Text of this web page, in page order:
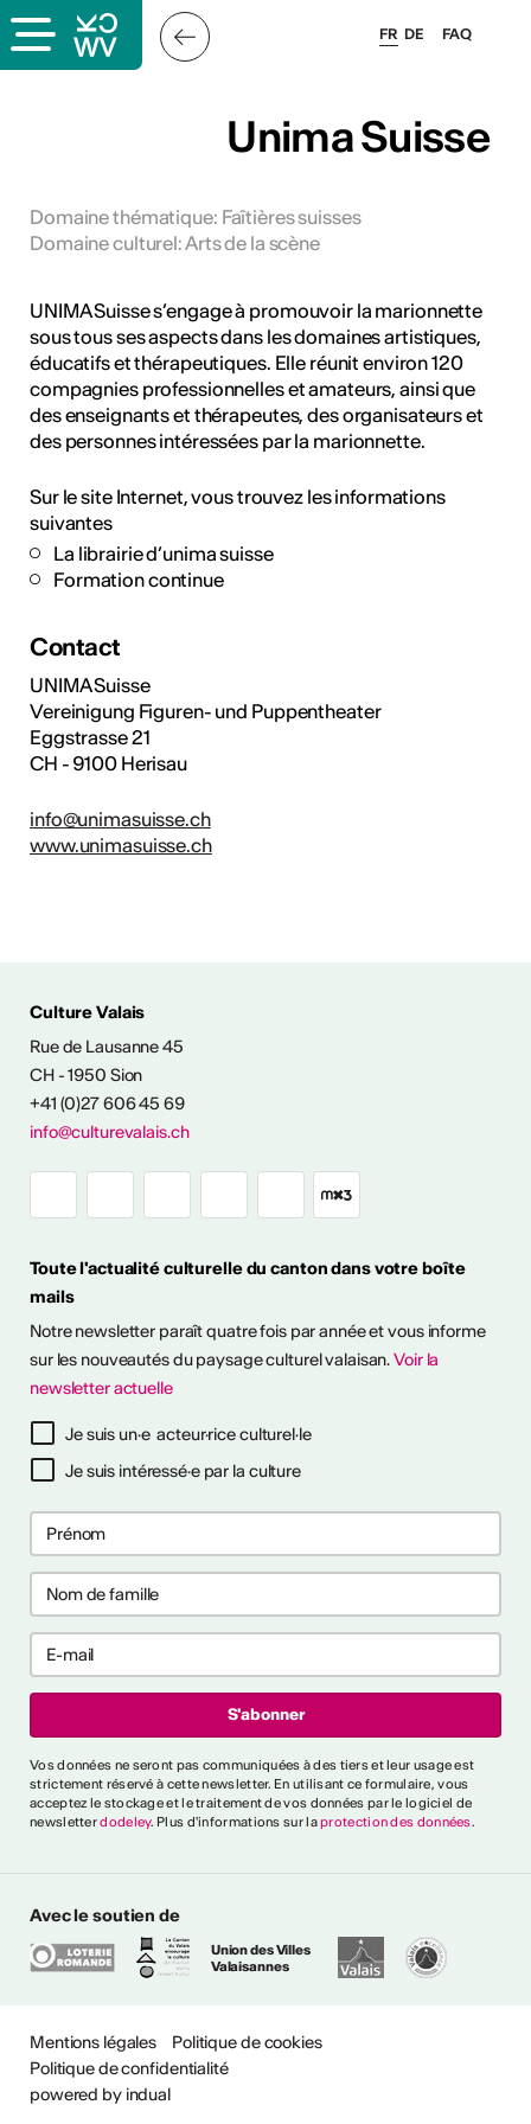
pour prévenir
?
pour prévenir
?
tout
je reconnu
culturel
?
une personne comme
Un glossaire de
également l'utilisation
?
professionnalisme
FAQ
FR DE
Unima Suisse
Domaine thématique: Faîtières suisses
Domaine culturel:Arts de la scène
UNIMA Suisse s’engage à promouvoir la marionnette
sous tous ses aspects dans les domaines artistiques,
éducatifs et thérapeutiques. Elle réunit environ 120
compagnies professionnelles et amateurs, ainsi que
des enseignants et thérapeutes, des organisateurs et
des personnes intéressées par la marionnette.
Sur le site Internet, vous trouvez les informations
suivantes
La librairie d’unima suisse
Formation continue
Contact
UNIMA Suisse
Vereinigung Figuren- und Puppentheater
Eggstrasse 21
CH - 9100 Herisau
info@unimasuisse.ch
www.unimasuisse.ch
Culture Valais
Rue de Lausanne 45
CH - 1950 Sion
+41 (0)27 606 45 69
info@culturevalais.ch
Toute l'actualité culturelle du canton dans votre boîte
mails
Notre newsletter paraît quatre fois par année et vous informe
sur les nouveautés du paysage culturel valaisan.Voir la
newsletter actuelle
Je suis un·e acteur·rice culturel·le
Je suis intéressé·e par la culture
Vos données ne seront pas communiquées à des tiers et leur usage est
strictement réservé à cette newsletter. En utilisant ce formulaire, vous
acceptez le stockage et le traitement de vos données par le logiciel de
newsletterdodeley. Plus d'informations sur laprotection des données.
Avec le soutien de
Union des Villes
Valaisannes
Mentions légales
Politique de cookies
Politique de confidentialité
powered by indual